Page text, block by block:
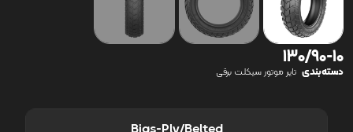
130/90-10
دسته‌بندی تایر موتور سیکلت برقی